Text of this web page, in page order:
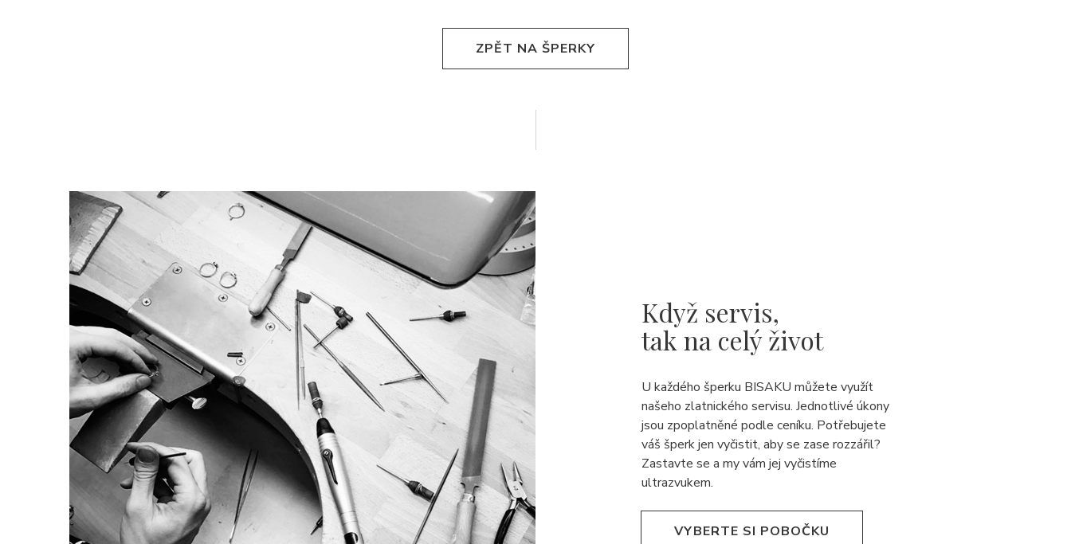
ZPĚT NA ŠPERKY
Když servis,
tak na celý život
U každého šperku BISAKU můžete využít
našeho zlatnického servisu. Jednotlivé úkony
jsou zpoplatněné podle ceníku. Potřebujete
váš šperk jen vyčistit, aby se zase rozzářil?
Zastavte se a my vám jej vyčistíme
ultrazvukem.
VYBERTE SI POBOČKU